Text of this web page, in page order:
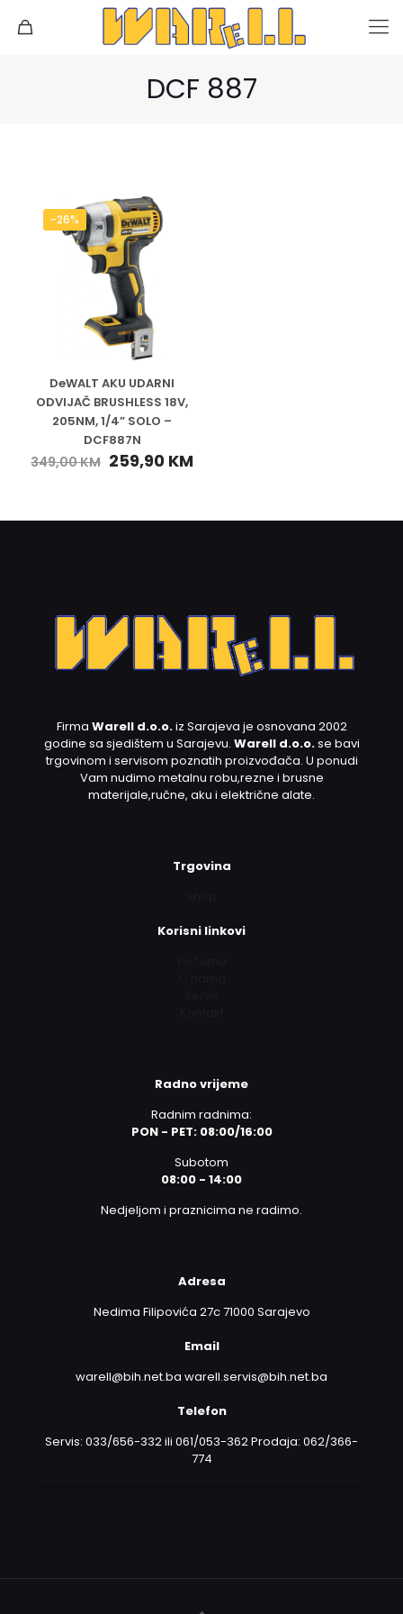
DCF 887
-26%
DeWALT AKU UDARNI
ODVIJAČ BRUSHLESS 18V,
205NM, 1/4” SOLO –
DCF887N
349,00KM 259,90 KM
Firma Warell d.o.o.iz Sarajeva je osnovana 2002
godine sa sjedištem u Sarajevu. Warell d.o.o.se bavi
trgovinom i servisom poznatih proizvođača. U ponudi
Vam nudimo metalnu robu,rezne i brusne
materijale,ručne, aku i električne alate.
Trgovina
Korisni linkovi
Radno vrijeme
Radnim radnima:
PON - PET: 08:00/16:00
Subotom
08:00 - 14:00
Nedjeljom i praznicima ne radimo.
Adresa
Nedima Filipovića 27c 71000 Sarajevo
Email
warell@bih.net.ba warell.servis@bih.net.ba
Telefon
Servis: 033/656-332 ili 061/053-362 Prodaja: 062/366-
774